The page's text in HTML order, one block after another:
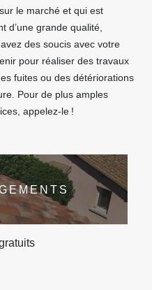
le marché et qui est
d’une grande qualité,
des soucis avec votre
pour réaliser des travaux
fuites ou des détériorations
Pour de plus amples
appelez-le !